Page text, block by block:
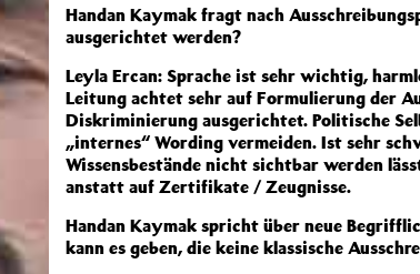
Handan Kaymak fragt nach
ausgerichtet werden?
Leyla Ercan: Sprache ist sehr wichtig,
Leitung achtet sehr auf Formulierung der
Diskriminierung ausgerichtet. Politische
„internes“ Wording vermeiden. Ist sehr
Wissensbestände nicht sichtbar werden
anstatt auf Zertifikate / Zeugnisse.
Handan Kaymak spricht über neue
kann es geben, die keine klassische